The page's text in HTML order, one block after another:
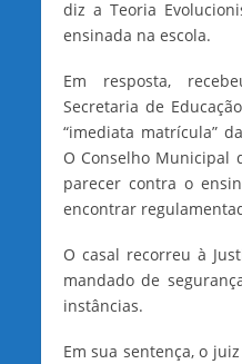
diz a Teoria
ensinada na escola.
Em resposta,
Secretaria de
“imediata matrícula”
O Conselho Municipal
parecer contra o
encontrar
O casal recorreu à
mandado de
instâncias.
Em sua sentença, o